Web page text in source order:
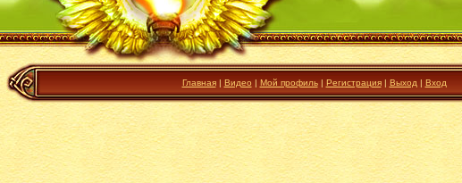
Главная| Видео| Мой профиль| Регистрация| Выход | Вход